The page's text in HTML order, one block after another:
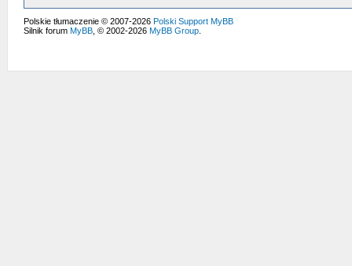
Polskie tłumaczenie © 2007-2026 Polski Support MyBB
Silnik forum MyBB, © 2002-2026 MyBB Group.